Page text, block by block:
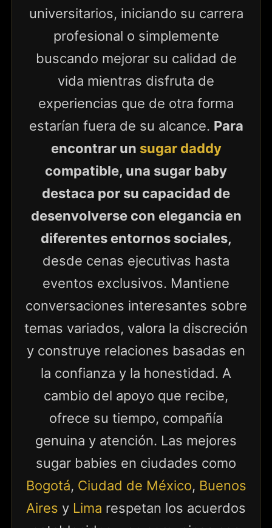
universitarios, iniciando su carrera
profesional o simplemente
buscando mejorar su calidad de
vida mientras disfruta de
experiencias que de otra forma
estarían fuera de su alcance. Para
encontrar un sugar daddy
compatible, una sugar baby
destaca por su capacidad de
desenvolverse con elegancia en
diferentes entornos sociales,
desde cenas ejecutivas hasta
eventos exclusivos. Mantiene
conversaciones interesantes sobre
temas variados, valora la discreción
y construye relaciones basadas en
la confianza y la honestidad. A
cambio del apoyo que recibe,
ofrece su tiempo, compañía
genuina y atención. Las mejores
sugar babies en ciudades como
Bogotá, Ciudad de México, Buenos
Aires y Lima respetan los acuerdos